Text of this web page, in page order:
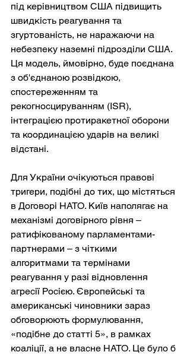
під керівництвом США підвищить
швидкість реагування та
згуртованість, не наражаючи на
небезпеку наземні підрозділи США.
Ця модель, ймовірно, буде поєднана
з об'єднаною розвідкою,
спостереженням та
рекогносцируванням (ISR),
інтеграцією протиракетної оборони
та координацією ударів на великі
відстані.
Для України очікуються правові
тригери, подібні до тих, що містяться
в Договорі НАТО. Київ наполягає на
механізмі договірного рівня –
ратифікованому парламентами-
партнерами – з чіткими
алгоритмами та термінами
реагування у разі відновлення
агресії Росією. Європейські та
американські чиновники зараз
обговорюють формулювання,
«подібне до статті 5», в рамках
коаліції, а не власне НАТО. Це було б